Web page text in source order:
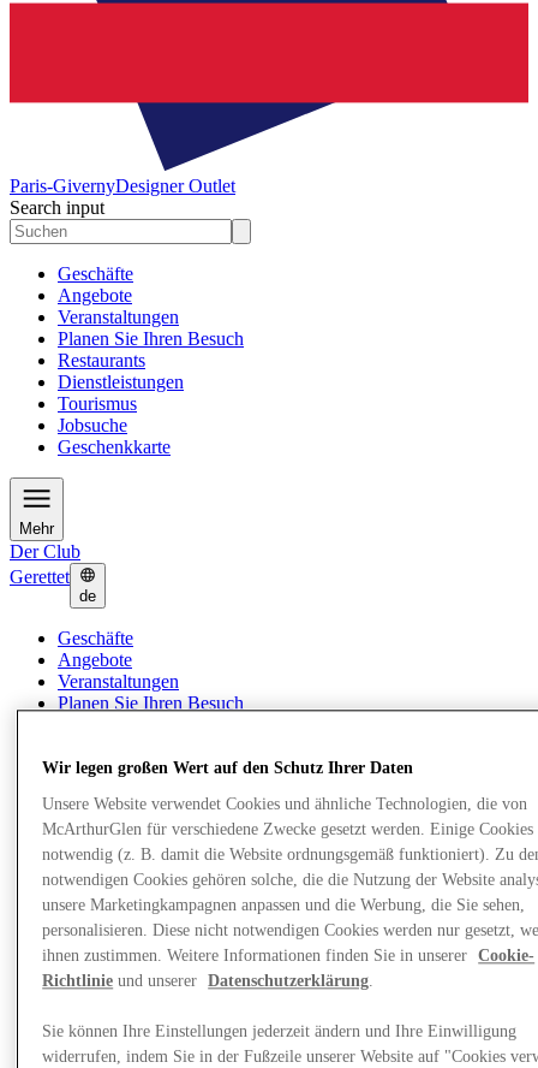
Paris-GivernyDesigner Outlet
Search input
Geschäfte
Angebote
Veranstaltungen
Planen Sie Ihren Besuch
Restaurants
Dienstleistungen
Tourismus
Jobsuche
Geschenkkarte
Mehr
Der Club
Gerettet
de
Geschäfte
Angebote
Veranstaltungen
Planen Sie Ihren Besuch
Tourismus
Geschenkkarte
Mehr
Wir legen großen Wert auf den Schutz Ihrer Daten
Unsere Website verwendet Cookies und ähnliche Technologien, die von
McArthurGlen für verschiedene Zwecke gesetzt werden. Einige Cookies
notwendig (z. B. damit die Website ordnungsgemäß funktioniert). Zu
notwendigen Cookies gehören solche, die die Nutzung der Website
unsere Marketingkampagnen anpassen und die Werbung, die Sie sehen,
personalisieren. Diese nicht notwendigen Cookies werden nur gesetzt,
ihnen zustimmen. Weitere Informationen finden Sie in unserer
Cookie-
Richtlinie und unserer Datenschutzerklärung.
Sie können Ihre Einstellungen jederzeit ändern und Ihre Einwilligung
widerrufen, indem Sie in der Fußzeile unserer Website auf "Cookies